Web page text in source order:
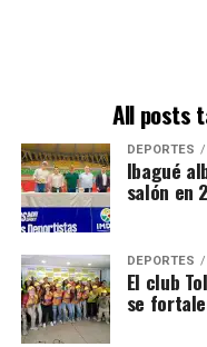
All posts
DEPORTES
Ibagué
salón en
DEPORTES
El club
se